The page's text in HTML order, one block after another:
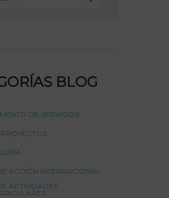
BLOG
DE SERVICIOS
ACCIÓN INTERNACIONAL
ACTIVIDADES